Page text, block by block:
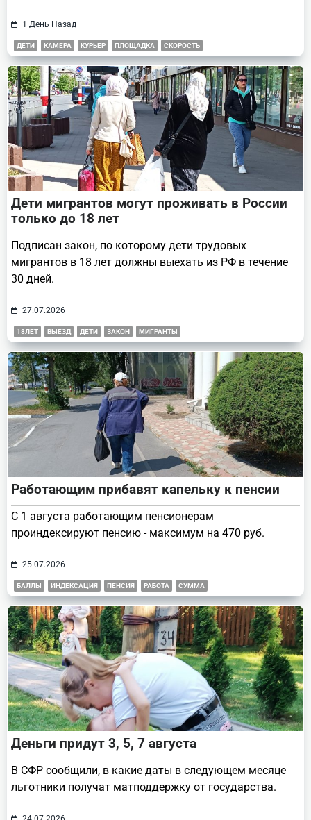
1 День Назад
ДЕТИ КАМЕРА КУРЬЕР ПЛОЩАДКА СКОРОСТЬ
Дети мигрантов могут проживать в России
только до 18 лет
Подписан закон, по которому дети трудовых
мигрантов в 18 лет должны выехать из РФ в течение
30 дней.
27.07.2026
18ЛЕТ ВЫЕЗД ДЕТИ ЗАКОН МИГРАНТЫ
Работающим прибавят капельку к пенсии
С 1 августа работающим пенсионерам
проиндексируют пенсию - максимум на 470 руб.
25.07.2026
БАЛЛЫ ИНДЕКСАЦИЯ ПЕНСИЯ РАБОТА СУММА
Деньги придут 3, 5, 7 августа
В СФР сообщили, в какие даты в следующем месяце
льготники получат матподдержку от государства.